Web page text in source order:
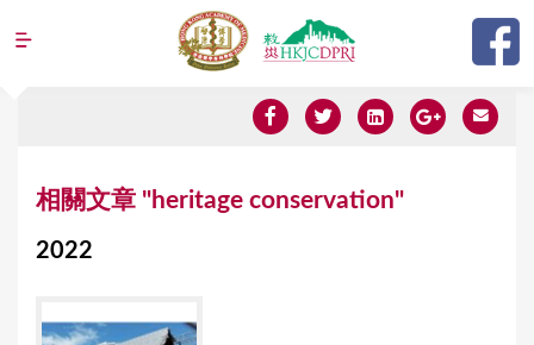
Jump to navigation
相關文章 "heritage conservation"
2022